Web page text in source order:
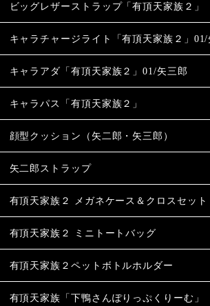
ビッグレザーストラップ「有頂天家族２」
キャラチャージライト「有頂天家族２」01/
キャラアダ「有頂天家族２」01/矢三郎
キャラパス「有頂天家族２」
顔型クッション（矢二郎・矢三郎）
矢二郎ストラップ
有頂天家族２ メガネケース＆クロスセット
有頂天家族２ ミニトートバッグ
有頂天家族２ペットボトルホルダー
有頂天家族「下鴨さんぽりっぷくりーむ」